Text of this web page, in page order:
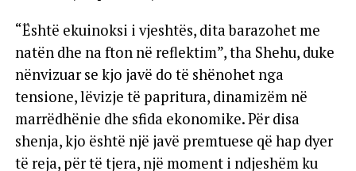
“Është ekuinoksi i vjeshtës, dita barazohet me
natën dhe na fton në reflektim”, tha Shehu, duke
nënvizuar se kjo javë do të shënohet nga
tensione, lëvizje të papritura, dinamizëm në
marrëdhënie dhe sfida ekonomike. Për disa
shenja, kjo është një javë premtuese që hap dyer